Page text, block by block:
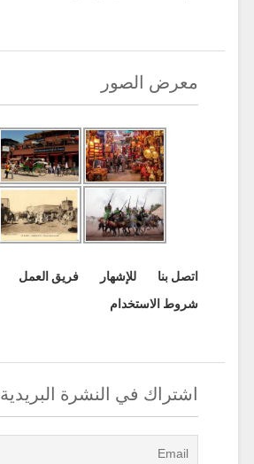
معرض الصور
اتصل بنا للإشهار
فريق العمل
شروط الاستخدام
اشتراك في النشرة البريدية